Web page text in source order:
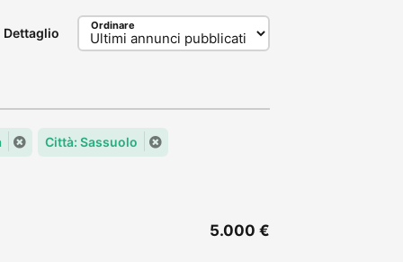
Dettaglio Ordinare
Città: Sassuolo
5.000 €